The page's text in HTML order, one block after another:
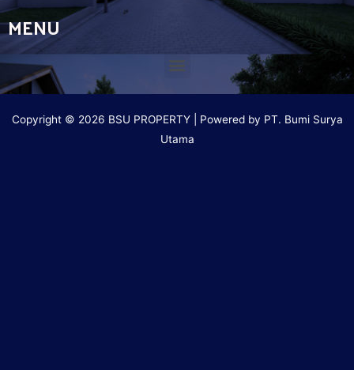
MENU
Copyright © 2026 BSU PROPERTY | Powered by PT. Bumi Surya
Utama